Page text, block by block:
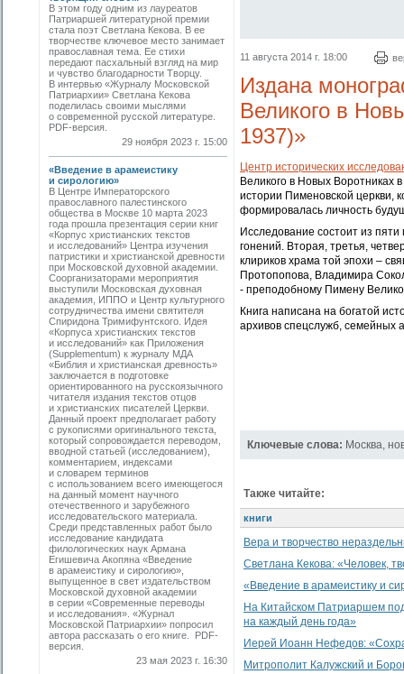
В этом году одним из лауреатов
Патриаршей литературной премии
стала поэт Светлана Кекова. В ее
творчестве ключевое место занимает
православная тема. Ее стихи
передают пасхальный взгляд на мир
и чувство благодарности Творцу.
В интервью «Журналу Московской
Патриархии» Светлана Кекова
поделилась своими мыслями
о современной русской литературе.
PDF-версия.
29 ноября 2023 г. 15:00
«Введение в арамеистику
и сирологию»
В Центре Императорского
православного палестинского
общества в Москве 10 марта 2023
года прошла презентация серии книг
«Корпус христианских текстов
и исследований» Центра изучения
патристики и христианской древности
при Московской духовной академии.
Соорганизаторами мероприятия
выступили Московская духовная
академия, ИППО и Центр культурного
сотрудничества имени святителя
Спиридона Тримифунтского. Идея
«Корпуса христианских текстов
и исследований» как Приложения
(Supplementum) к журналу МДА
«Библия и христианская древность»
заключается в подготовке
ориентированного на русскоязычного
читателя издания текстов отцов
и христианских писателей Церкви.
Данный проект предполагает работу
с рукописями оригинального текста,
который сопровождается переводом,
вводной статьей (исследованием),
комментарием, индексами
и словарем терминов
с использованием всего имеющегося
на данный момент научного
отечественного и зарубежного
исследовательского материала.
Среди представленных работ было
исследование кандидата
филологических наук Армана
Егишевича Акопяна «Введение
в арамеистику и сирологию»,
выпущенное в свет издательством
Московской духовной академии
в серии «Современные переводы
и исследования». «Журнал
Московской Патриархии» попросил
автора рассказать о его книге. PDF-
версия.
23 мая 2023 г. 16:30
11 августа 2014 г. 18:00
Издана
Великого в
1937)»
Центр исторических
Великого в Новых Воротниках
истории Пименовской церкви,
формировалась личность
Исследование состоит из
гонений. Вторая, третья,
клириков храма той эпохи –
Протопопова, Владимира
- преподобному Пимену
Книга написана на богатой
архивов спецслужб, семейных
Ключевые слова: Москва,
Также читайте:
книги
Вера и творчество
Светлана Кекова: «Человек,
«Введение в арамеистику и
На Китайском Патриаршем
на каждый день года»
Иерей Иоанн Нефедов:
Митрополит Калужский и